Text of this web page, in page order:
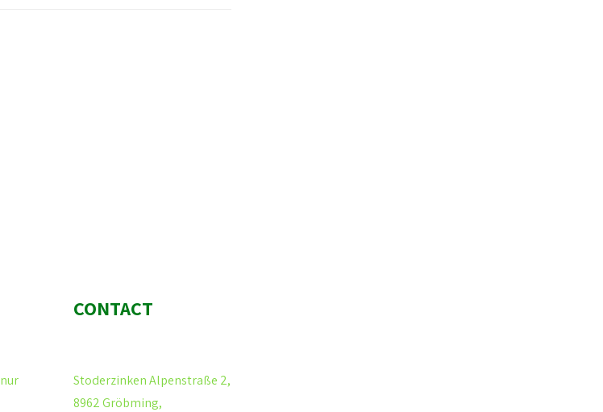
CONTACT
Stoderzinken Alpenstraße 2,
8962 Gröbming,